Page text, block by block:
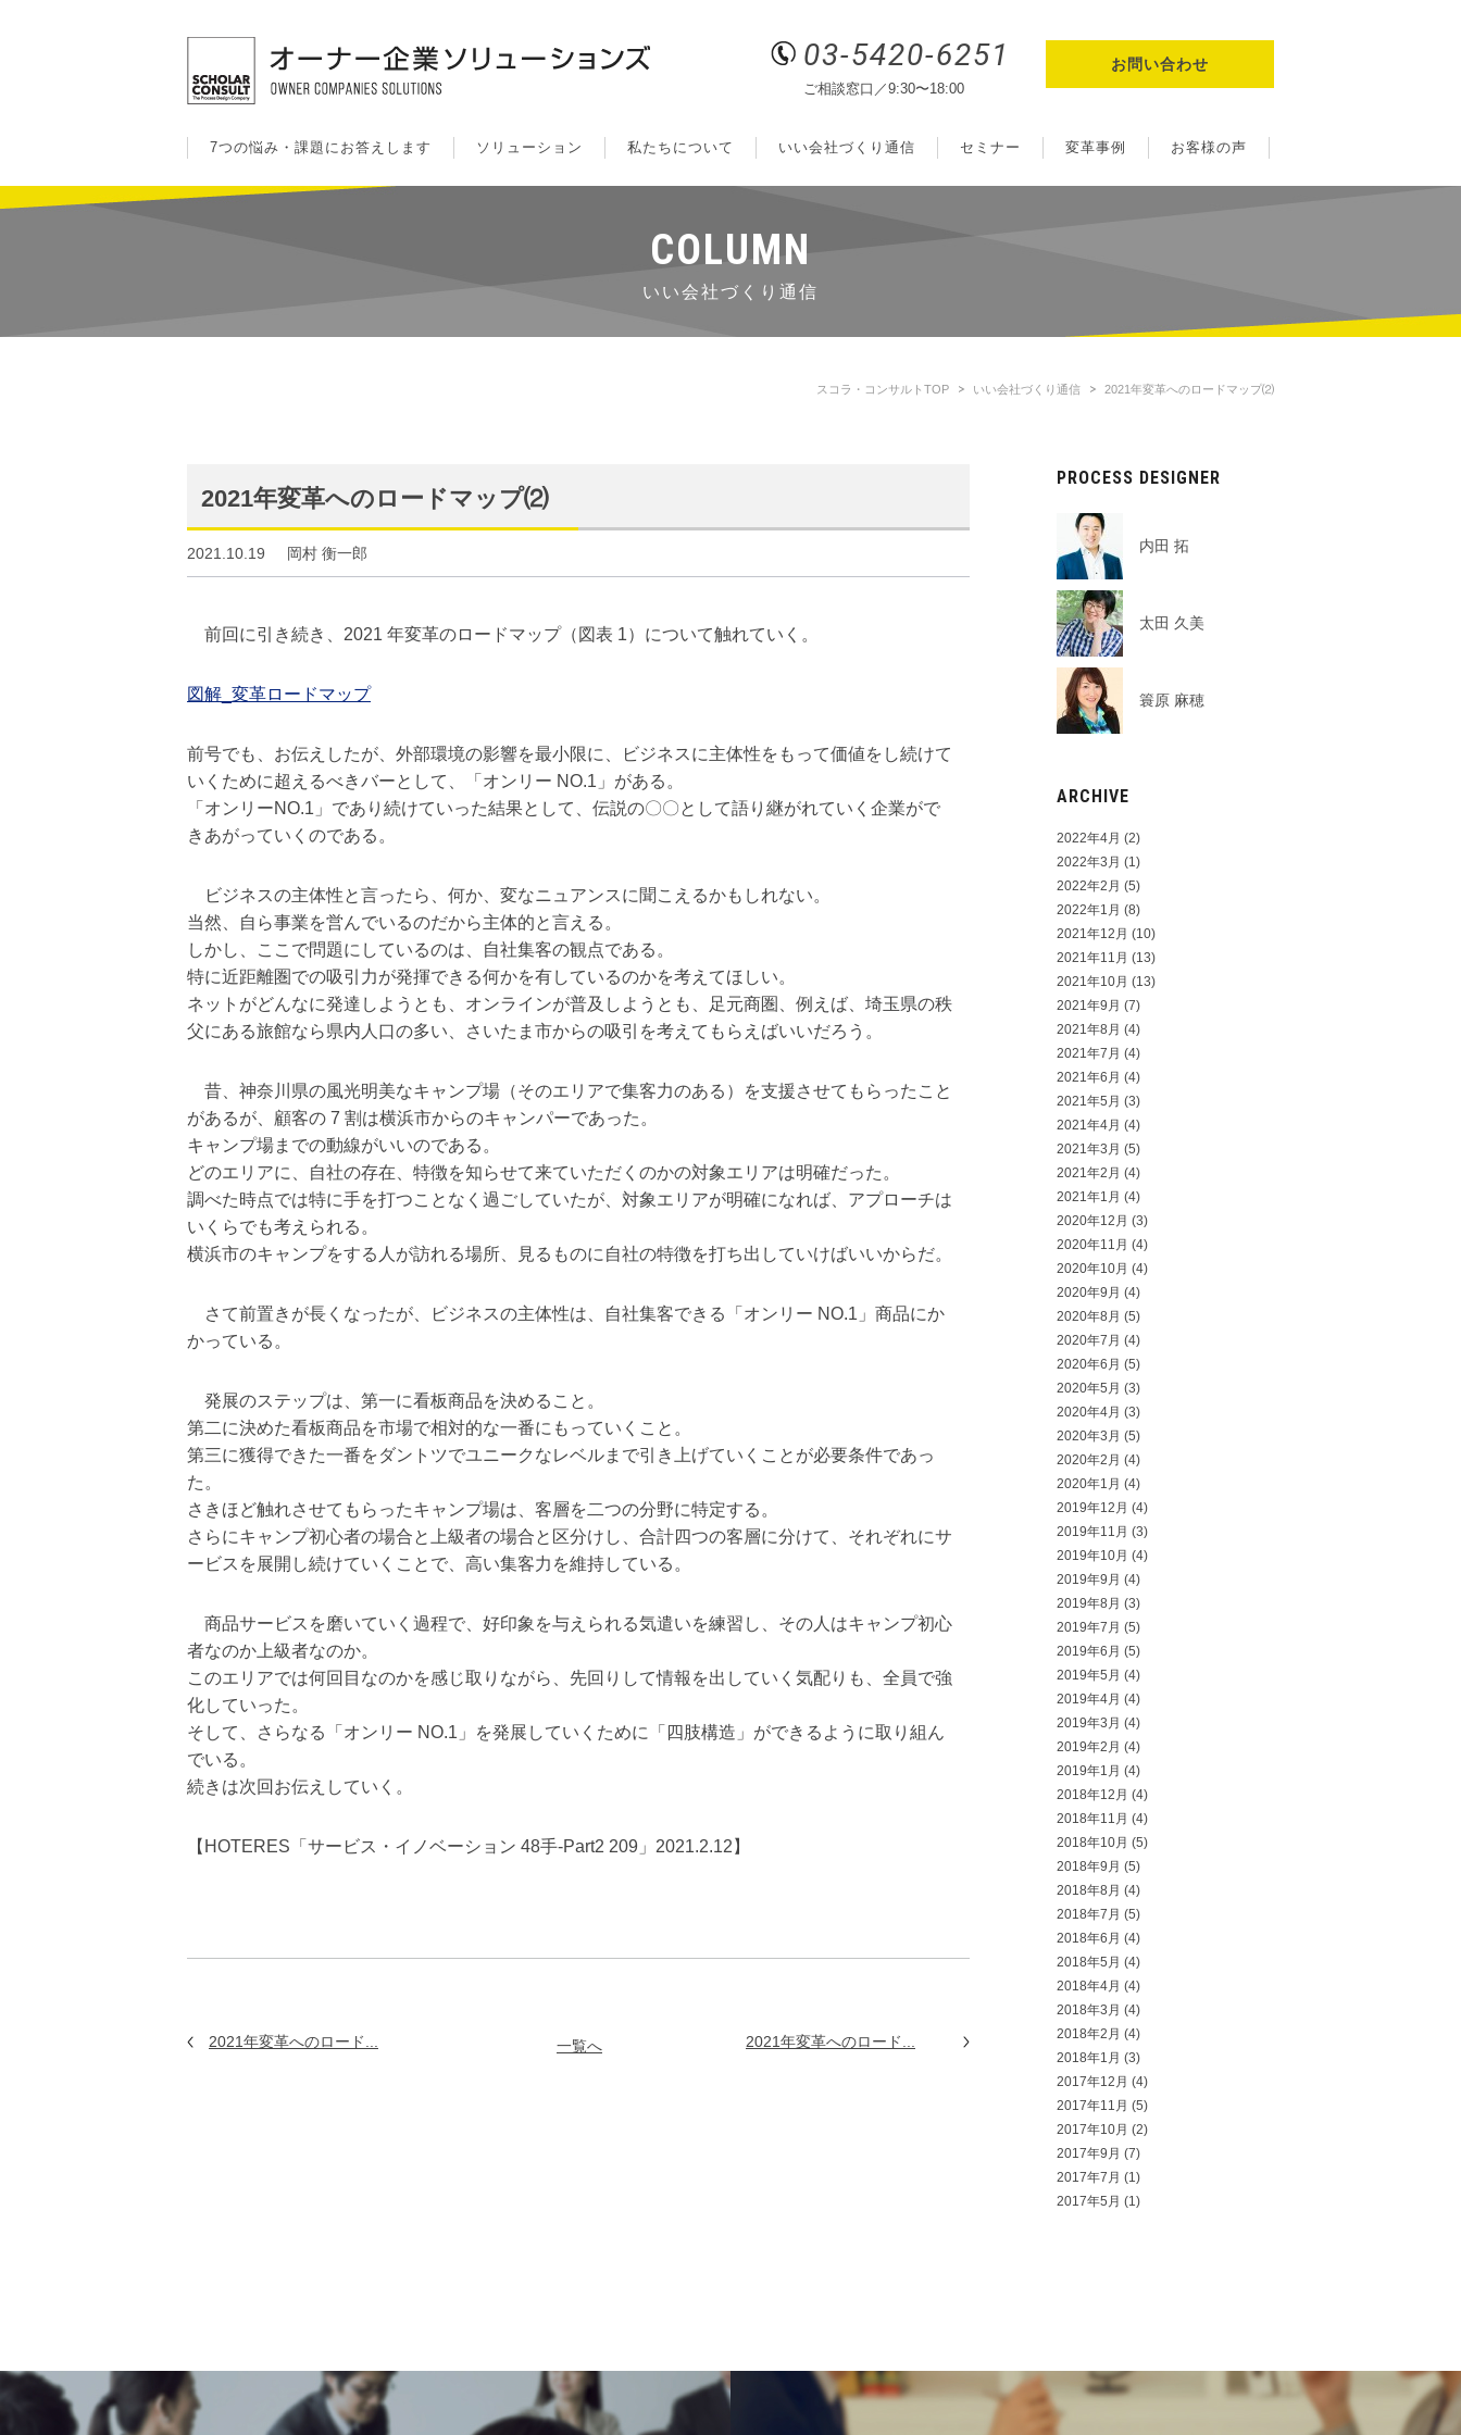
03-5420-6251
ご相談窓口／9:30〜18:00
お問い合わせ
7つの悩み・課題にお答えします ソリューション 私たちについて いい会社づくり通信 セミナー 変革事例 お客様の声
COLUMN
いい会社づくり通信
スコラ・コンサルトTOP いい会社づくり通信 2021年変革へのロードマップ⑵
2021年変革へのロードマップ⑵
2021.10.19 岡村 衡一郎
前回に引き続き、2021 年変革のロードマップ（図表 1）について触れていく。
図解_変革ロードマップ
前号でも、お伝えしたが、外部環境の影響を最小限に、ビジネスに主体性をもって価値をし続けて
いくために超えるべきバーとして、「オンリー NO.1」がある。
「オンリーNO.1」であり続けていった結果として、伝説の〇〇として語り継がれていく企業がで
きあがっていくのである。
ビジネスの主体性と言ったら、何か、変なニュアンスに聞こえるかもしれない。
当然、自ら事業を営んでいるのだから主体的と言える。
しかし、ここで問題にしているのは、自社集客の観点である。
特に近距離圏での吸引力が発揮できる何かを有しているのかを考えてほしい。
ネットがどんなに発達しようとも、オンラインが普及しようとも、足元商圏、例えば、埼玉県の秩
父にある旅館なら県内人口の多い、さいたま市からの吸引を考えてもらえばいいだろう。
昔、神奈川県の風光明美なキャンプ場（そのエリアで集客力のある）を支援させてもらったこと
があるが、顧客の 7 割は横浜市からのキャンパーであった。
キャンプ場までの動線がいいのである。
どのエリアに、自社の存在、特徴を知らせて来ていただくのかの対象エリアは明確だった。
調べた時点では特に手を打つことなく過ごしていたが、対象エリアが明確になれば、アプローチは
いくらでも考えられる。
横浜市のキャンプをする人が訪れる場所、見るものに自社の特徴を打ち出していけばいいからだ。
さて前置きが長くなったが、ビジネスの主体性は、自社集客できる「オンリー NO.1」商品にか
かっている。
発展のステップは、第一に看板商品を決めること。
第二に決めた看板商品を市場で相対的な一番にもっていくこと。
第三に獲得できた一番をダントツでユニークなレベルまで引き上げていくことが必要条件であっ
た。
さきほど触れさせてもらったキャンプ場は、客層を二つの分野に特定する。
さらにキャンプ初心者の場合と上級者の場合と区分けし、合計四つの客層に分けて、それぞれにサ
ービスを展開し続けていくことで、高い集客力を維持している。
商品サービスを磨いていく過程で、好印象を与えられる気遣いを練習し、その人はキャンプ初心
者なのか上級者なのか。
このエリアでは何回目なのかを感じ取りながら、先回りして情報を出していく気配りも、全員で強
化していった。
そして、さらなる「オンリー NO.1」を発展していくために「四肢構造」ができるように取り組ん
でいる。
続きは次回お伝えしていく。
【HOTERES「サービス・イノベーション 48手-Part2 209」2021.2.12】
2021年変革へのロード... 一覧へ 2021年変革へのロード...
PROCESS DESIGNER
内田 拓
太田 久美
簑原 麻穂
ARCHIVE
2022年4月 (2)
2022年3月 (1)
2022年2月 (5)
2022年1月 (8)
2021年12月 (10)
2021年11月 (13)
2021年10月 (13)
2021年9月 (7)
2021年8月 (4)
2021年7月 (4)
2021年6月 (4)
2021年5月 (3)
2021年4月 (4)
2021年3月 (5)
2021年2月 (4)
2021年1月 (4)
2020年12月 (3)
2020年11月 (4)
2020年10月 (4)
2020年9月 (4)
2020年8月 (5)
2020年7月 (4)
2020年6月 (5)
2020年5月 (3)
2020年4月 (3)
2020年3月 (5)
2020年2月 (4)
2020年1月 (4)
2019年12月 (4)
2019年11月 (3)
2019年10月 (4)
2019年9月 (4)
2019年8月 (3)
2019年7月 (5)
2019年6月 (5)
2019年5月 (4)
2019年4月 (4)
2019年3月 (4)
2019年2月 (4)
2019年1月 (4)
2018年12月 (4)
2018年11月 (4)
2018年10月 (5)
2018年9月 (5)
2018年8月 (4)
2018年7月 (5)
2018年6月 (4)
2018年5月 (4)
2018年4月 (4)
2018年3月 (4)
2018年2月 (4)
2018年1月 (3)
2017年12月 (4)
2017年11月 (5)
2017年10月 (2)
2017年9月 (7)
2017年7月 (1)
2017年5月 (1)